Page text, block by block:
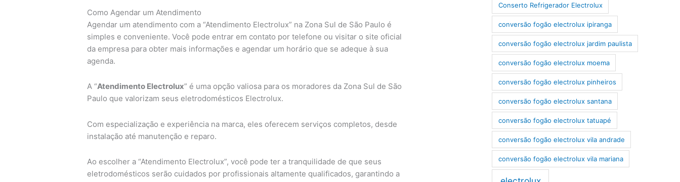
Como Agendar um Atendimento
Agendar um atendimento com a “Atendimento Electrolux” na Zona Sul de São Paulo é
simples e conveniente. Você pode entrar em contato por telefone ou visitar o site oficial
da empresa para obter mais informações e agendar um horário que se adeque à sua
agenda.
A “Atendimento Electrolux” é uma opção valiosa para os moradores da Zona Sul de São
Paulo que valorizam seus eletrodomésticos Electrolux.
Com especialização e experiência na marca, eles oferecem serviços completos, desde
instalação até manutenção e reparo.
Ao escolher a “Atendimento Electrolux”, você pode ter a tranquilidade de que seus
eletrodomésticos serão cuidados por profissionais altamente qualificados, garantindo a
Conserto Refrigerador Electrolux
conversão fogão electrolux ipiranga
conversão fogão electrolux jardim paulista
conversão fogão electrolux moema
conversão fogão electrolux pinheiros
conversão fogão electrolux santana
conversão fogão electrolux tatuapé
conversão fogão electrolux vila andrade
conversão fogão electrolux vila mariana